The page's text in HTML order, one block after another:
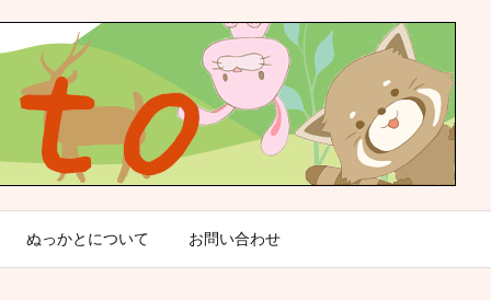
ぬっかとについて お問い合わせ